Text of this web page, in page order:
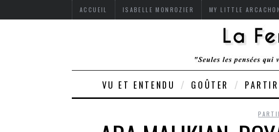
ACCUEIL ISABELLE MONROZIER MY LITTLE
VU ET ENTENDU GOÛTER